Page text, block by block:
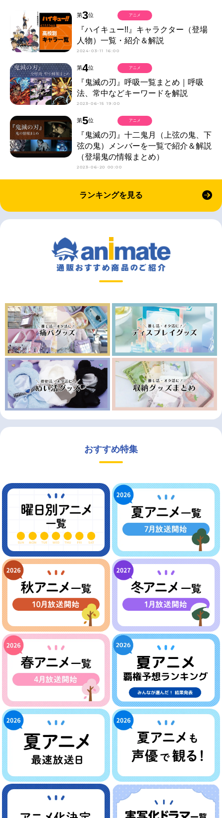
第3位
『ハイキュー!!』キャラクター（登場
人物）一覧・紹介＆解説
2024-03-11 16:00
アニメ
第4位
『鬼滅の刃』呼吸一覧まとめ｜呼吸
法、常中などキーワードを解説
2023-06-15 19:00
アニメ
第5位
『鬼滅の刃』十二鬼月（上弦の鬼、下
弦の鬼）メンバーを一覧で紹介＆解説
（登場鬼の情報まとめ）
2023-06-20 00:00
アニメ
ランキングを見る
おすすめ特集